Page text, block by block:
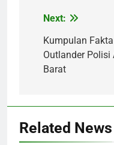
Post
navigation
Next:
Kumpulan
Outlander Polisi
Barat
Related News